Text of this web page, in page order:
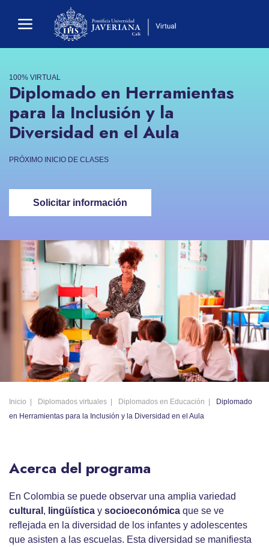
100% VIRTUAL
Diplomado en Herramientas
para la Inclusión y la
Diversidad en el Aula
PRÓXIMO INICIO DE CLASES
Solicitar información
Inicio Diplomados virtuales Diplomados en Educación
Diplomado
en Herramientas para la Inclusión y la Diversidad en el Aula
Acerca del programa
En Colombia se puede observar una amplia variedad
cultural , lingüística y socioeconómica que se ve
reflejada en la diversidad de los infantes y adolescentes
que asisten a las escuelas. Esta diversidad se manifiesta